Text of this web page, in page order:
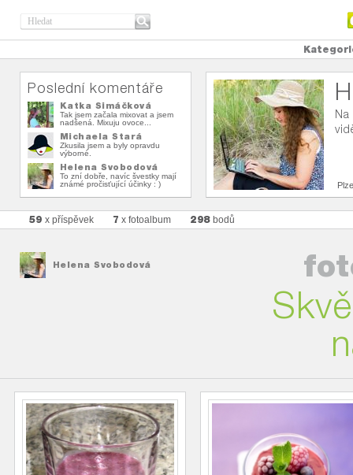
Poslední komentáře
Katka Šimáčková
Tak jsem začala mixovat a jsem
nadšená. Mixuju ovoce...
Michaela Stará
Zkusila jsem a byly opravdu
výborné.
Helena Svobodová
To zní dobře, navíc švestky mají
známé pročisťující účinky : )
59 x příspěvek 7 x fotoalbum 298bodů
Helena Svobodová